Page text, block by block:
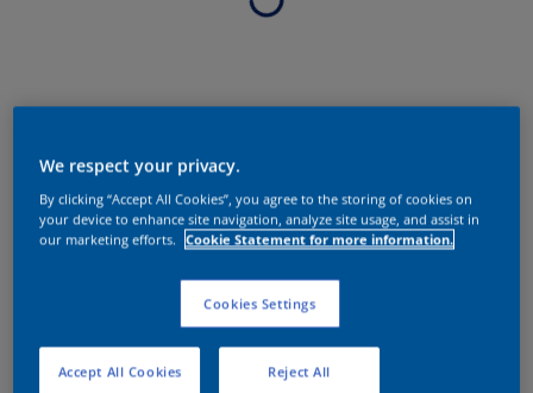
We respect your privacy.
By clicking “Accept All Cookies”, you agree to the storing of cookies on
your device to enhance site navigation, analyze site usage, and assist in
our marketing efforts.
Cookie Statement for more information.
Cookies Settings
Reject All
Accept All Cookies